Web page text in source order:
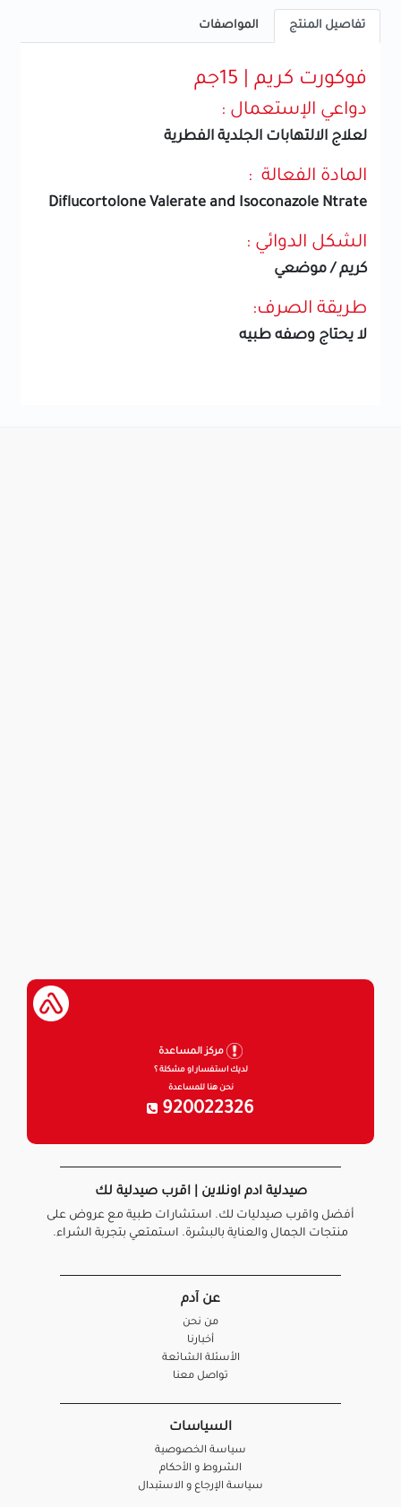
تفاصيل المنتج المواصفات
فوكورت كريم | 15جم
دواعي الإستعمال :
لعلاج الالتهابات الجلدية الفطرية
المادة الفعالة :
Diflucortolone Valerate and Isoconazole Ntrate
الشكل الدوائي :
كريم / موضعي
طريقة الصرف:
لا يحتاج وصفه طبيه
مركز المساعدة
لديك استفسار او مشكلة ؟
نحن هنا للمساعدة
920022326
صيدلية ادم اونلاين | اقرب صيدلية لك
أفضل واقرب صيدليات لك. استشارات طبية مع عروض على
منتجات الجمال والعناية بالبشرة. استمتعي بتجربة الشراء.
عن آدم
من نحن
أخبارنا
الأسئلة الشائعة
تواصل معنا
السياسات
سياسة الخصوصية
الشروط و الأحكام
سياسة الإرجاع و الاستبدال